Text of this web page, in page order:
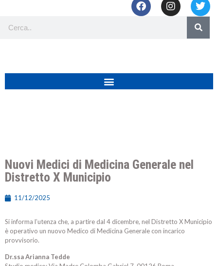
Nuovi Medici di Medicina Generale nel
Distretto X Municipio
11/12/2025
Si informa l’utenza che, a partire dal 4 dicembre, nel Distretto X Municipio
è operativo un nuovo Medico di Medicina Generale con incarico
provvisorio.
Dr.ssa Arianna Tedde